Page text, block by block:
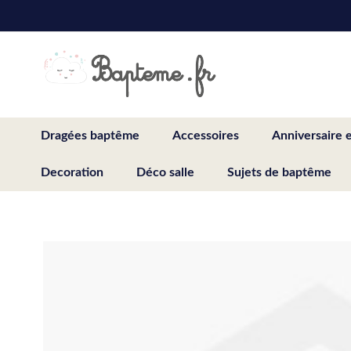
to
Dragées baptême Accessoires Anniversaire
Decoration Déco salle Sujets de baptême